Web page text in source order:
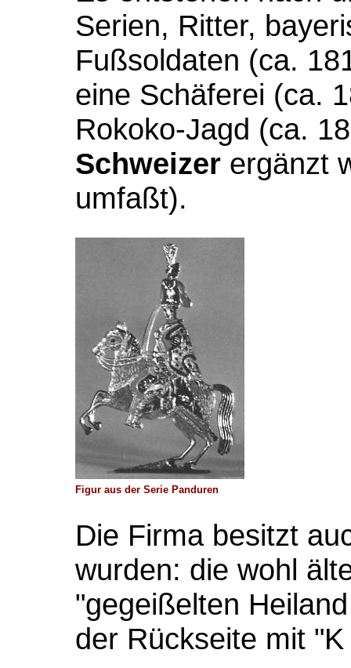
Serien, Ritter,
Fußsoldaten (ca.
eine Schäferei (ca.
Rokoko-Jagd (ca.
Schweizer ergänzt
umfaßt).
Figur aus der Serie Panduren
Die Firma besitzt
wurden: die wohl
"gegeißelten
der Rückseite mit